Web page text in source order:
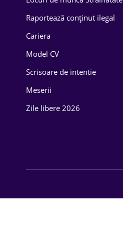
Educație / Training
Energetică
Farma
Raportează conținut ilegal
Cariera
Model CV
Scrisoare de intentie
Meserii
Zile libere 2026